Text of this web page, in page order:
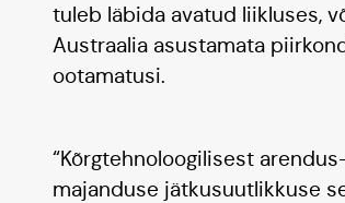
tuleb läbida avatud liikluses,
Austraalia asustamata
ootamatusi.
“Kõrgtehnoloogilisest
majanduse jätkusuutlikkuse